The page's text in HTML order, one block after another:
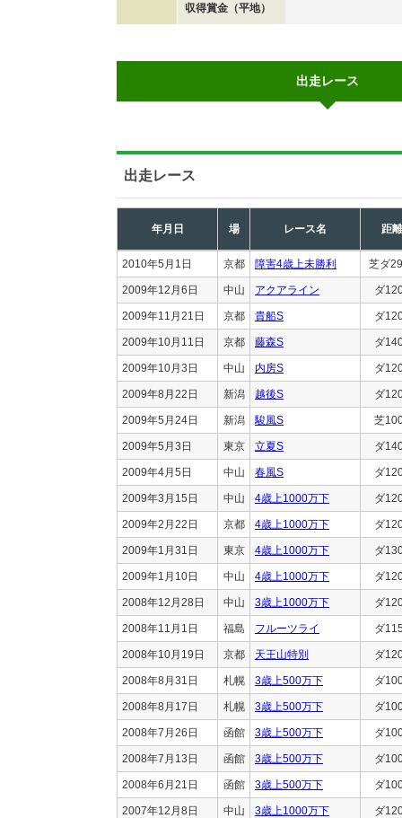
収得賞金（平地）
出走レース
出走レース
年月日 場 レース名 距離
2010年5月1日 京都 障害4歳上未勝利 芝ダ
2009年12月6日 中山 アクアライン ダ
2009年11月21日 京都 貴船S ダ
2009年10月11日 京都 藤森S ダ
2009年10月3日 中山 内房S ダ
2009年8月22日 新潟 越後S ダ
2009年5月24日 新潟 駿風S 芝
2009年5月3日 東京 立夏S ダ
2009年4月5日 中山 春風S ダ
2009年3月15日 中山 4歳上1000万下 ダ
2009年2月22日 京都 4歳上1000万下 ダ
2009年1月31日 東京 4歳上1000万下 ダ
2009年1月10日 中山 4歳上1000万下 ダ
2008年12月28日 中山 3歳上1000万下 ダ
2008年11月1日 福島 フルーツライ ダ
2008年10月19日 京都 天王山特別 ダ
2008年8月31日 札幌 3歳上500万下 ダ
2008年8月17日 札幌 3歳上500万下 ダ
2008年7月26日 函館 3歳上500万下 ダ
2008年7月13日 函館 3歳上500万下 ダ
2008年6月21日 函館 3歳上500万下 ダ
2007年12月8日 中山 3歳上1000万下 ダ